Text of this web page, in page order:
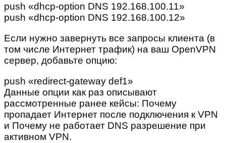
push «dhcp-option DNS 192.168.100.11»
push «dhcp-option DNS 192.168.100.12»
Если нужно завернуть все запросы клиента (в
том числе Интернет трафик) на ваш OpenVPN
сервер, добавьте опцию:
push «redirect-gateway def1»
Данные опции как раз описывают
рассмотренные ранее кейсы: Почему
пропадает Интернет после подключения к VPN
и Почему не работает DNS разрешение при
активном VPN.